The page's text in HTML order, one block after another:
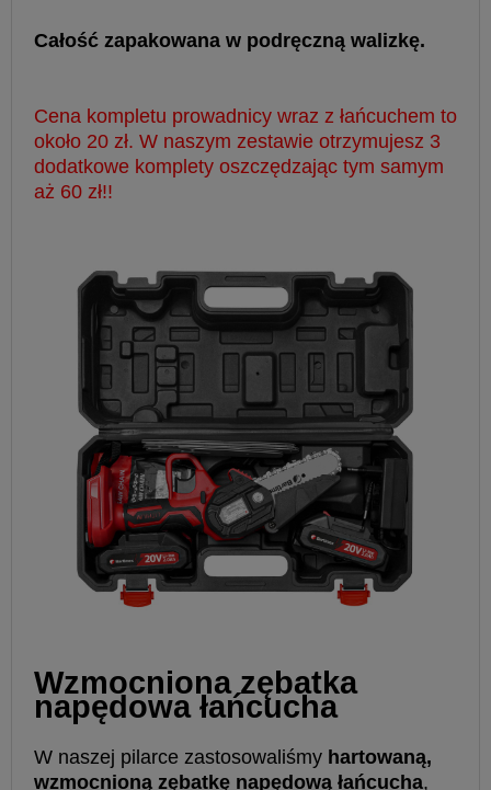
Całość zapakowana w podręczną walizkę.
Cena kompletu prowadnicy wraz z łańcuchem to
około 20 zł. W naszym zestawie otrzymujesz 3
dodatkowe komplety oszczędzając tym samym
aż 60 zł!!
Wzmocniona zębatka
napędowa łańcucha
W naszej pilarce zastosowaliśmy hartowaną,
wzmocnioną zębatkę napędową łańcucha,